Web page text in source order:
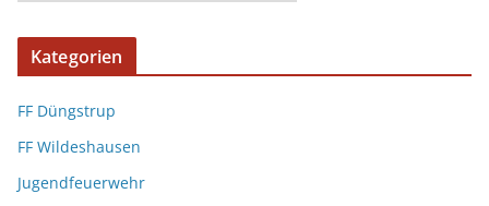
Kategorien
FF Düngstrup
FF Wildeshausen
Jugendfeuerwehr